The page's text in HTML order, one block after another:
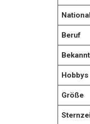
Beruf
Hobbys
Größe